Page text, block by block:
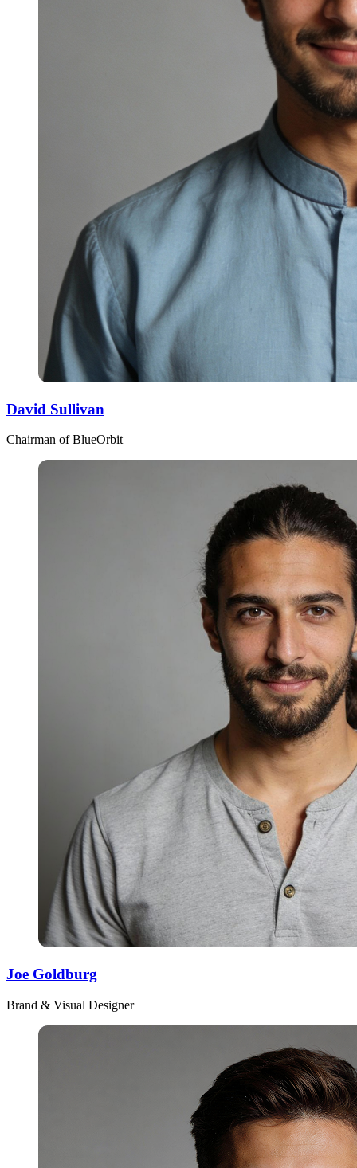
David Sullivan
Chairman of BlueOrbit
Joe Goldburg
Brand & Visual Designer